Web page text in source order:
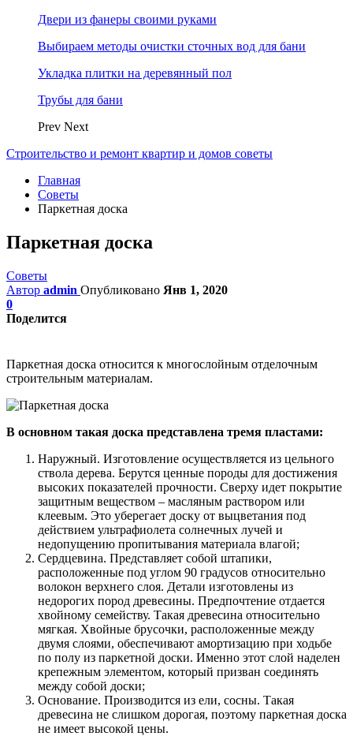
Двери из фанеры своими руками
Выбираем методы очистки сточных вод для бани
Укладка плитки на деревянный пол
Трубы для бани
Prev Next
Строительство и ремонт квартир и домов советы
Главная
Советы
Паркетная доска
Паркетная доска
Советы
Автор admin Опубликовано Янв 1, 2020
0
Поделится
Паркетная доска относится к многослойным отделочным
строительным материалам.
В основном такая доска представлена тремя пластами:
Наружный. Изготовление осуществляется из цельного
ствола дерева. Берутся ценные породы для достижения
высоких показателей прочности. Сверху идет покрытие
защитным веществом – масляным раствором или
клеевым. Это уберегает доску от выцветания под
действием ультрафиолета солнечных лучей и
недопущению пропитывания материала влагой;
Сердцевина. Представляет собой штапики,
расположенные под углом 90 градусов относительно
волокон верхнего слоя. Детали изготовлены из
недорогих пород древесины. Предпочтение отдается
хвойному семейству. Такая древесина относительно
мягкая. Хвойные брусочки, расположенные между
двумя слоями, обеспечивают амортизацию при ходьбе
по полу из паркетной доски. Именно этот слой наделен
крепежным элементом, который призван соединять
между собой доски;
Основание. Производится из ели, сосны. Такая
древесина не слишком дорогая, поэтому паркетная доска
не имеет высокой цены.